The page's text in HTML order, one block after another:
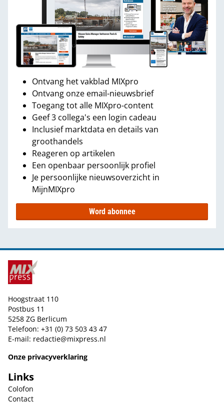
Ontvang het vakblad MIXpro
Ontvang onze email-nieuwsbrief
Toegang tot alle MIXpro-content
Geef 3 collega's een login cadeau
Inclusief marktdata en details van
groothandels
Reageren op artikelen
Een openbaar persoonlijk profiel
Je persoonlijke nieuwsoverzicht in
MijnMIXpro
Word abonnee
Hoogstraat 110
Postbus 11
5258 ZG Berlicum
Telefoon: +31 (0) 73 503 43 47
E-mail: redactie@mixpress.nl
Onze privacyverklaring
Links
Colofon
Contact